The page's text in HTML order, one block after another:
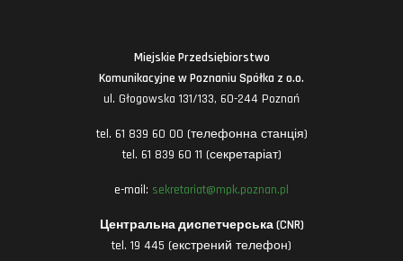
Miejskie Przedsiębiorstwo
Komunikacyjne w Poznaniu Spółka z o.o.
ul. Głogowska 131/133, 60-244 Poznań
tel. 61 839 60 00 (телефонна станція)
tel. 61 839 60 11 (секретаріат)
e-mail: sekretariat@mpk.poznan.pl
Центральна диспетчерська (CNR)
tel. 19 445 (екстрений телефон)